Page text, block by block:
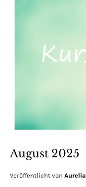
August 2025
Veröffentlicht von Aurelia